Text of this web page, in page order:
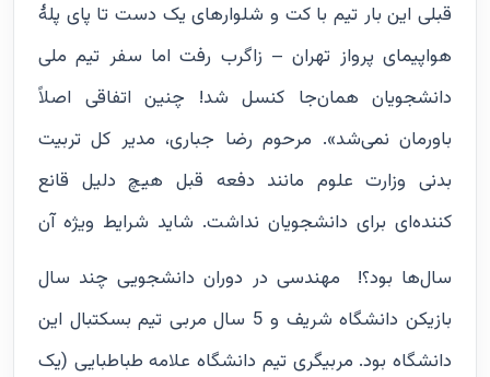
قبلی این بار تیم با کت و شلوارهای یک دست تا پای پلۀ
هواپیمای پرواز تهران – زاگرب رفت اما سفر تیم ملی
دانشجویان همان‌جا کنسل شد! چنین اتفاقی اصلاً
باورمان نمی‌شد». مرحوم رضا جباری، مدیر کل تربیت
بدنی وزارت علوم مانند دفعه قبل هیچ دلیل قانع
کننده‌ای برای دانشجویان نداشت. شاید شرایط ویژه آن
سال‌ها بود؟!
مهندسی در دوران دانشجویی چند سال
بازیکن دانشگاه شریف و 5 سال مربی تیم بسکتبال این
دانشگاه بود. مربیگری تیم دانشگاه علامه طباطبایی (یک